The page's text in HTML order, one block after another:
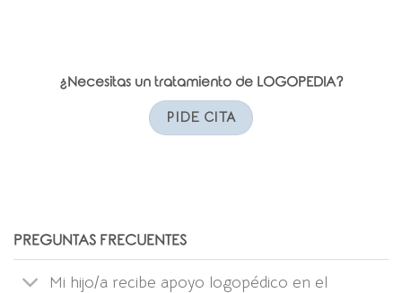
¿Necesitas un tratamiento de LOGOPEDIA?
PIDE CITA
PREGUNTAS FRECUENTES
Mi hijo/a recibe apoyo logopédico en el